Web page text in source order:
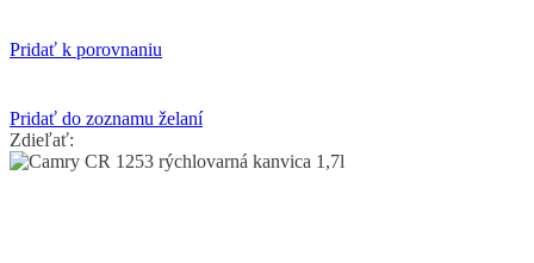
Pridať k porovnaniu
Pridať do zoznamu želaní
Zdieľať: